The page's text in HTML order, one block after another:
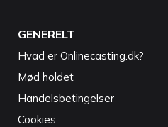
GENERELT
Hvad er Onlinecasting.dk?
Mød holdet
Handelsbetingelser
Cookies